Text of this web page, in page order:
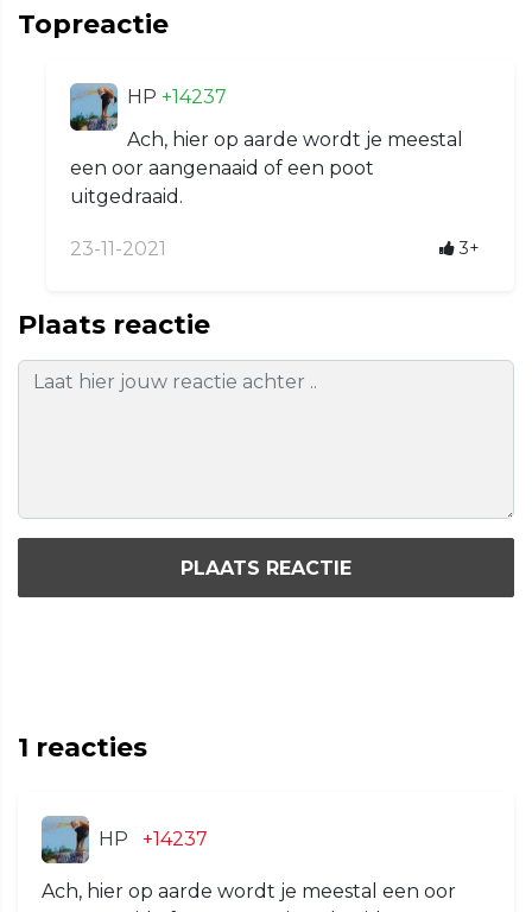
Topreactie
HP +14237
Ach, hier op aarde wordt je meestal
een oor aangenaaid of een poot
uitgedraaid.
23-11-2021 3+
Plaats reactie
PLAATS REACTIE
1 reacties
HP +14237
Ach, hier op aarde wordt je meestal een oor